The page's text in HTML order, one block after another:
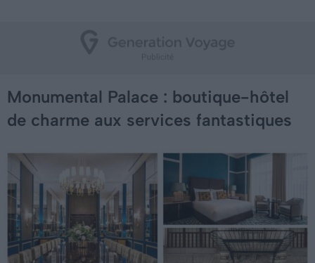
Monumental Palace : boutique-hôtel
de charme aux services fantastiques